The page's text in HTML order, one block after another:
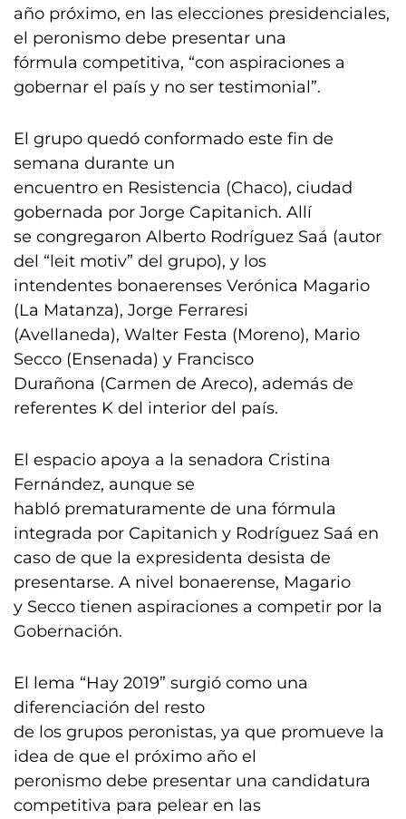
año próximo, en las elecciones presidenciales,
el peronismo debe presentar una
fórmula competitiva, “con aspiraciones a
gobernar el país y no ser testimonial”.
El grupo quedó conformado este fin de
semana durante un
encuentro en Resistencia (Chaco), ciudad
gobernada por Jorge Capitanich. Allí
se congregaron Alberto Rodríguez Saá (autor
del “leit motiv” del grupo), y los
intendentes bonaerenses Verónica Magario
(La Matanza), Jorge Ferraresi
(Avellaneda), Walter Festa (Moreno), Mario
Secco (Ensenada) y Francisco
Durañona (Carmen de Areco), además de
referentes K del interior del país.
El espacio apoya a la senadora Cristina
Fernández, aunque se
habló prematuramente de una fórmula
integrada por Capitanich y Rodríguez Saá en
caso de que la expresidenta desista de
presentarse. A nivel bonaerense, Magario
y Secco tienen aspiraciones a competir por la
Gobernación.
El lema “Hay 2019” surgió como una
diferenciación del resto
de los grupos peronistas, ya que promueve la
idea de que el próximo año el
peronismo debe presentar una candidatura
competitiva para pelear en las